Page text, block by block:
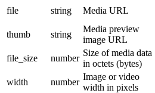
file string Media URL
thumb
string
Media preview
image URL
file_size
number
Size of media data
in octets (bytes)
width
number
Image or video
width in pixels